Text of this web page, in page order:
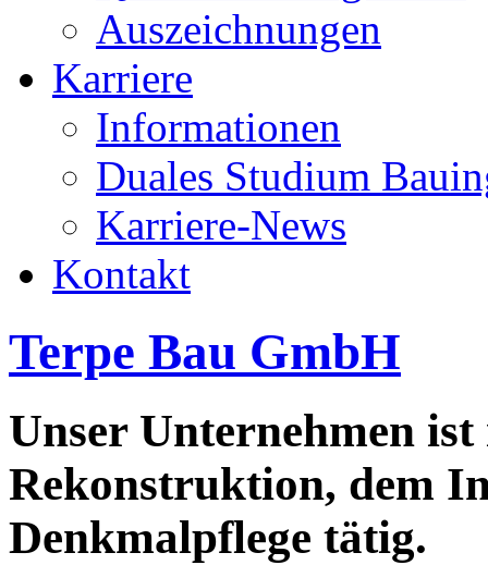
Auszeichnungen
Karriere
Informationen
Duales Studium
Karriere-News
Kontakt
Terpe Bau GmbH
Unser Unternehmen
Rekonstruktion, dem
Denkmalpflege tätig.